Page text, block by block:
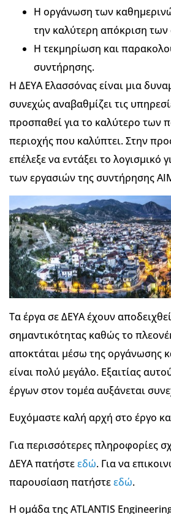
Η οργάνωση των
την καλύτερη απόκριση των
Η τεκμηρίωση και
συντήρησης.
Η ΔΕΥΑ Ελασσόνας είναι μια
συνεχώς αναβαθμίζει τις
προσπαθεί για το καλύτερο των
περιοχής που καλύπτει. Στην
επέλεξε να εντάξει το λογισμικό
των εργασιών της συντήρησης
Τα έργα σε ΔΕΥΑ έχουν
σημαντικότητας καθώς το
αποκτάται μέσω της οργάνωσης
είναι πολύ μεγάλο. Εξαιτίας
έργων στον τομέα αυξάνεται
Ευχόμαστε καλή αρχή στο έργο
Για περισσότερες πληροφορίες
ΔΕΥΑ πατήστεεδώ. Για να
παρουσίαση πατήστεεδώ.
Η ομάδα της ATLANTIS